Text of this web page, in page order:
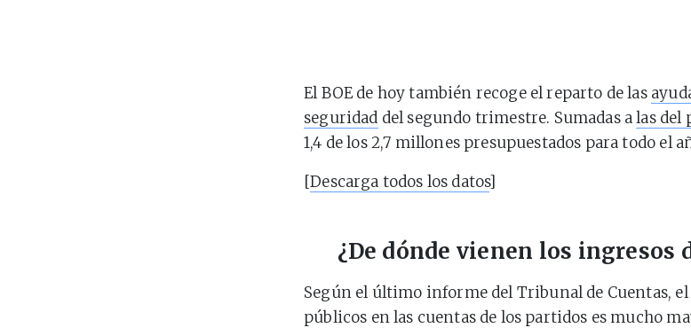
El BOE de hoy también recoge el reparto de las
seguridad del segundo trimestre. Sumadas alas del
1,4 de los 2,7 millones presupuestados para todo el
[Descarga todos los datos]
¿De dónde vienen los ingresos
Según el último informe del Tribunal de Cuentas, el
públicos en las cuentas de los partidos es mucho